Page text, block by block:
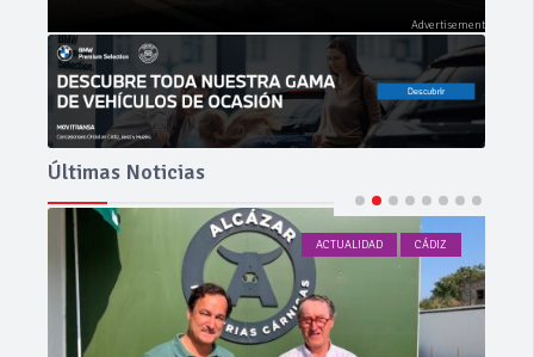
Últimas Noticias
ACTUALIDAD CÁDIZ